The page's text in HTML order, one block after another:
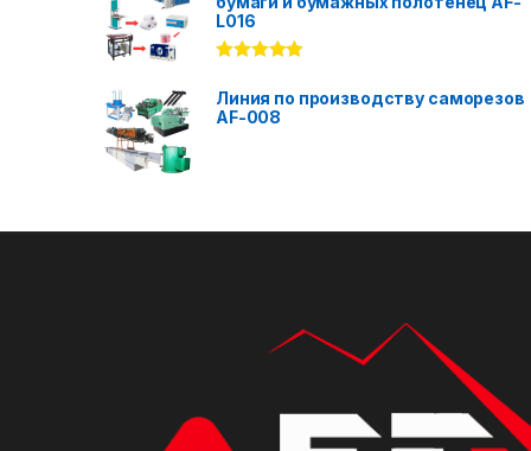
L016
out of 5
Линия по производству саморезов
AF-008